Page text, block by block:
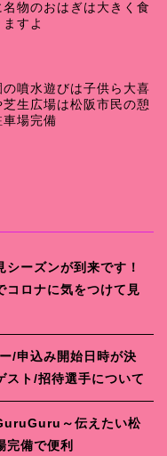
物のおはぎは大きく食
すよ
噴水遊びは子供ら大喜
生広場は松阪市民の憩
車場完備
ーズンが到来です！
コロナに気をつけて見
/申込み開始日時が決
スト/招待選手について
～伝えたい松
完備で便利